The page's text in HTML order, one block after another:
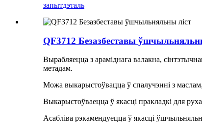
запытдэталь
QF3712 Безазбеставы
Вырабляецца з араміднага валакна,
метадам.
Можа выкарыстоўвацца ў спалучэнні з
Выкарыстоўваецца ў якасці пракладкі для
Асабліва рэкамендуецца ў якасці